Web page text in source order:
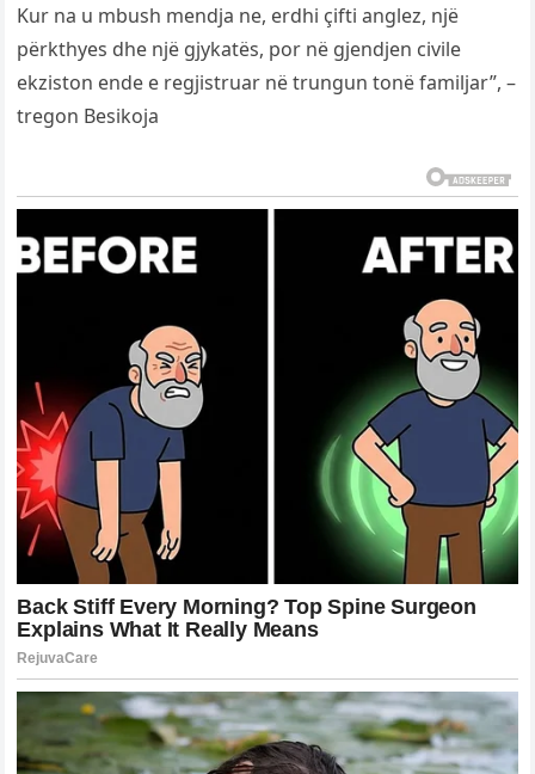
Kur na u mbush mendja ne, erdhi çifti anglez, një
përkthyes dhe një gjykatës, por në gjendjen civile
ekziston ende e regjistruar në trungun tonë familjar”, –
tregon Besikoja